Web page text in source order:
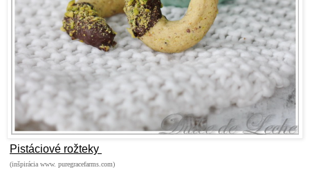
Pistáciové rožteky
(inšpirácia www. puregracefarms.com)